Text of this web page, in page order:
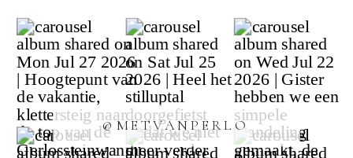
@METVANPERLO